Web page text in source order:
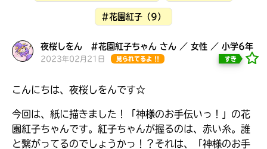
#花園紅子（9）
夜桜しをん #花園紅子ちゃん さん ／ 女性 ／ 小学6年
2023年02月21日 見られてるよ !! すき
こんにちは、夜桜しをんです☆
今回は、紙に描きました！「神様のお手伝いっ！」の花
園紅子ちゃんです。紅子ちゃんが握るのは、赤い糸。誰
と繋がってるのでしょうかっ！？それは、「神様のお手